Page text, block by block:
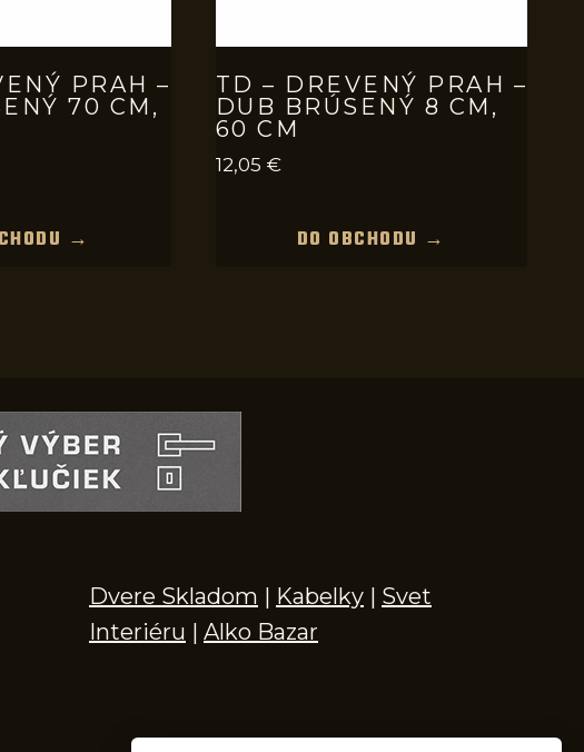
PRAH –
70 CM,
→
TD – DREVENÝ PRAH –
DUB BRÚSENÝ 8 CM,
60 CM
12,05 €
DO OBCHODU →
Dvere Skladom | Kabelky | Svet
Interiéru | Alko Bazar